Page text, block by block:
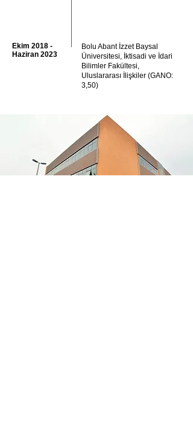
Ekim 2018 -
Haziran 2023
Bolu Abant İzzet Baysal
Üniversitesi, İktisadi ve İdari
Bilimler Fakültesi,
Uluslararası İlişkiler (GANO:
3,50)